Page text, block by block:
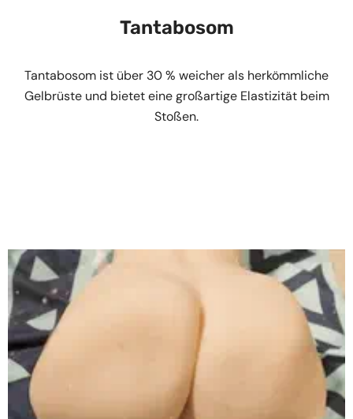
Tantabosom
Tantabosom ist über 30 % weicher als herkömmliche
Gelbrüste und bietet eine großartige Elastizität beim
Stoßen.